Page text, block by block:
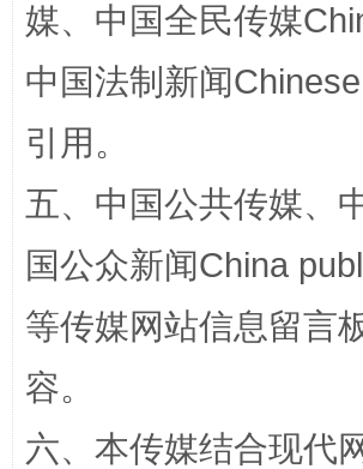
媒、中国全民传媒
中国法制新闻
引用。
五、中国公共传媒、
国公众新闻China
等传媒网站信息留言
容。
六、本传媒结合现代